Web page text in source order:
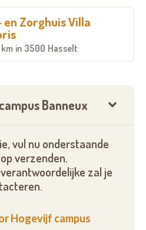
en Zorghuis Villa
in 3500 Hasselt
Banneux
vul nu onderstaande
verzenden.
zal je
Hogevijf campus